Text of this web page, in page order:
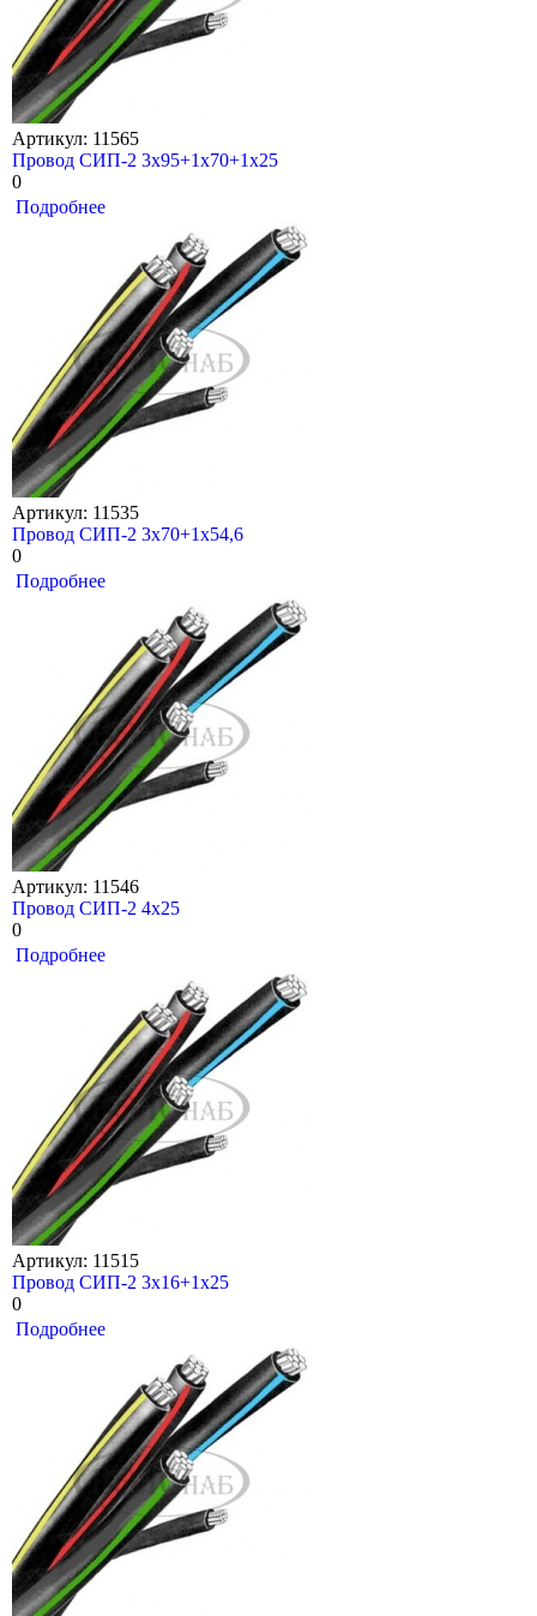
Артикул: 11565
Провод СИП-2 3х95+1х70+1х25
0
Подробнее
Артикул: 11535
Провод СИП-2 3х70+1х54,6
0
Подробнее
Артикул: 11546
Провод СИП-2 4х25
0
Подробнее
Артикул: 11515
Провод СИП-2 3х16+1х25
0
Подробнее